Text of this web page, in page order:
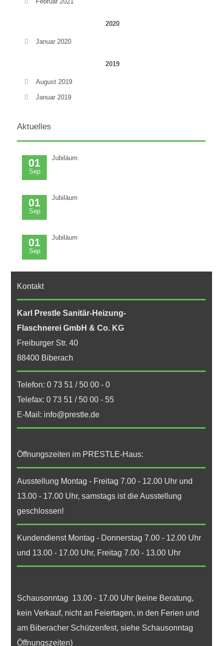
2020
Januar 2020
2019
August 2019
Januar 2019
Aktuelles
01
Sep
Jubiläum
01
Sep
Jubiläum
01
Sep
Jubiläum
Kontakt
Karl Prestle Sanitär-Heizung-
Flaschnerei GmbH & Co. KG
Freiburger Str. 40
88400 Biberach
Telefon: 0 73 51 / 50 00 - 0
Telefax: 0 73 51 / 50 00 - 55
E-Mail: info@prestle.de
Öffnungszeiten im PRESTLE-Haus:
Ausstellung Montag - Freitag 7.00 - 12.00 Uhr und
13.00 - 17.00 Uhr, samstags ist die Ausstellung
geschlossen!
Kundendienst Montag - Donnerstag 7.00 - 12.00 Uhr
und 13.00 - 17.00 Uhr, Freitag 7.00 - 13.00 Uhr
Schausonntag 13.00 - 17.00 Uhr (keine Beratung,
kein Verkauf, nicht an Feiertagen, in den Ferien und
am Biberacher Schützenfest, siehe Schausonntag
Öffnungszeiten)